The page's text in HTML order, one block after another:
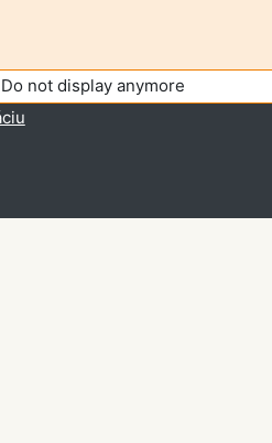
Do not display anymore
prístup (Prihlásiť sa)